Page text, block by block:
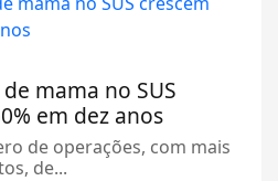
mama no SUS
em dez anos
de operações, com mais
de...